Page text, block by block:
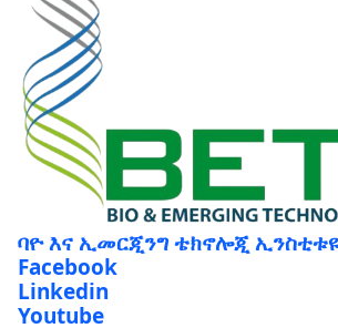
ባዮ እና ኢመርጂንግ ቴክኖሎጂ
Facebook
Linkedin
Youtube